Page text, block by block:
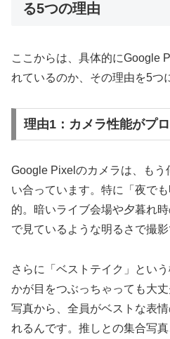
る5つの理由
ここからは、具体的にGoogle
れているのか、その理由を5つ
理由1：カメラ性能がプ
Google Pixelのカメラは、も
い合っています。特に「夜で
的。暗いライブ会場や夕暮れ
で見ているような明るさで撮影
さらに「ベストテイク」とい
かが目をつぶっちゃっても大
写真から、全員がベストな表
れるんです。推しとの集合写